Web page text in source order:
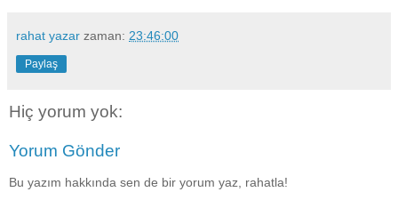
rahat yazar zaman: 23:46:00
Paylaş
Hiç yorum yok:
Yorum Gönder
Bu yazım hakkında sen de bir yorum yaz, rahatla!